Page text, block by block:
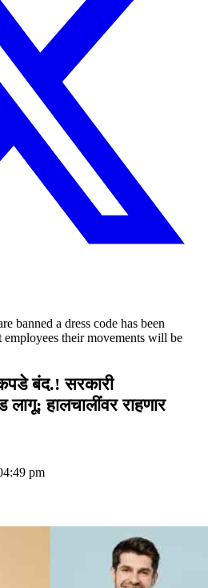
banned a dress code has been
their movements will be
बंद.! सरकारी
लागू; हालचालींवर राहणार
pm